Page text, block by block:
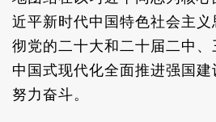
近平新时代中国特色社会主
彻党的二十大和二十届二中
中国式现代化全面推进强国
努力奋斗。